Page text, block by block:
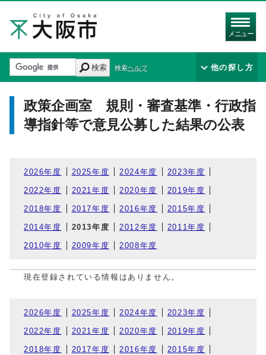
メニュー
検索 検索ヘルプ 他の探し方
政策企画室 規則・審査基準・行政指
導指針等で意見公募した結果の公表
2026年度 2025年度 2024年度 2023年度
2022年度 2021年度 2020年度 2019年度
2018年度 2017年度 2016年度 2015年度
2014年度 2013年度 2012年度 2011年度
2010年度 2009年度 2008年度
現在登録されている情報はありません。
2026年度 2025年度 2024年度 2023年度
2022年度 2021年度 2020年度 2019年度
2018年度 2017年度 2016年度 2015年度